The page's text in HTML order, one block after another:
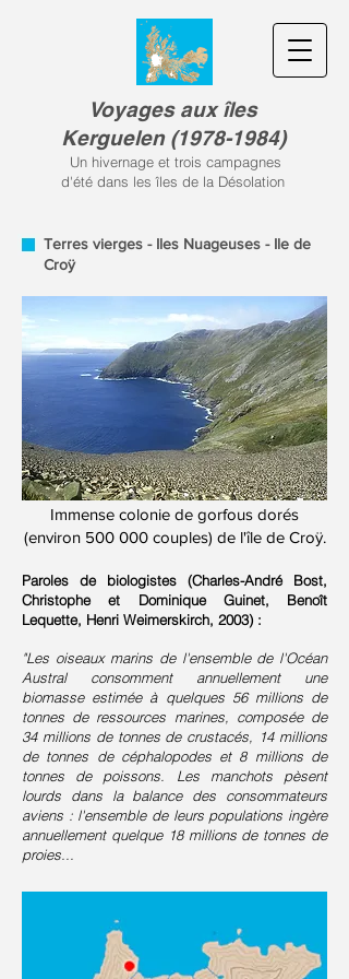
Voyages aux îles
Kerguelen (1978-1984)
Un hivernage et trois campagnes
d'été dans les îles de la Désolation
Terres vierges - Iles Nuageuses - Ile de
Croÿ
Immense colonie de gorfous dorés
(environ 500 000 couples) de l'île de Croÿ.
Paroles de biologistes (Charles-André Bost,
Christophe et Dominique Guinet, Benoît
Lequette, Henri Weimerskirch, 2003) :
"Les oiseaux marins de l'ensemble de l'Océan
Austral consomment annuellement une
biomasse estimée à quelques 56 millions de
tonnes de ressources marines, composée de
34 millions de tonnes de crustacés, 14 millions
de tonnes de céphalopodes et 8 millions de
tonnes de poissons. Les manchots pèsent
lourds dans la balance des consommateurs
aviens : l'ensemble de leurs populations ingère
annuellement quelque 18 millions de tonnes de
proies...